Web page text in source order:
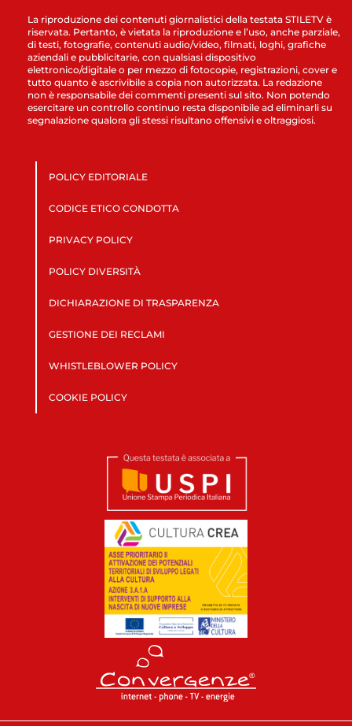
La riproduzione dei contenuti giornalistici della testata STILETV è
riservata. Pertanto, è vietata la riproduzione e l’uso, anche parziale,
di testi, fotografie, contenuti audio/video, filmati, loghi, grafiche
aziendali e pubblicitarie, con qualsiasi dispositivo
elettronico/digitale o per mezzo di fotocopie, registrazioni, cover e
tutto quanto è ascrivibile a copia non autorizzata. La redazione
non è responsabile dei commenti presenti sul sito. Non potendo
esercitare un controllo continuo resta disponibile ad eliminarli su
segnalazione qualora gli stessi risultano offensivi e oltraggiosi.
POLICY EDITORIALE
CODICE ETICO CONDOTTA
PRIVACY POLICY
POLICY DIVERSITÀ
DICHIARAZIONE DI TRASPARENZA
GESTIONE DEI RECLAMI
WHISTLEBLOWER POLICY
COOKIE POLICY